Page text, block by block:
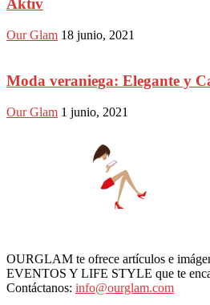
Aktiv
Our Glam 18 junio, 2021
Moda veraniega: Elegante y
Our Glam 1 junio, 2021
OURGLAM te ofrece artículos e
EVENTOS Y LIFE STYLE que te
Contáctanos: info@ourglam.com